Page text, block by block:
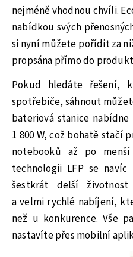
nejméně vhodnou chvíli.
nabídkou svých
si nyní můžete pořídit za
propsána přímo do
Pokud hledáte řešení,
spotřebiče, sáhnout
bateriová stanice
1 800 W, což bohatě stačí
notebooků až po
technologii LFP se
šestkrát delší
a velmi rychlé nabíjení,
než u konkurence. Vše
nastavíte přes mobilní